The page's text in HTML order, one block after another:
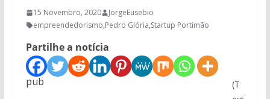
15 Novembro, 2020
JorgeEusebio
empreendedorismo,Pedro Glória,Startup Portimão
Partilhe a notícia
pub
(T